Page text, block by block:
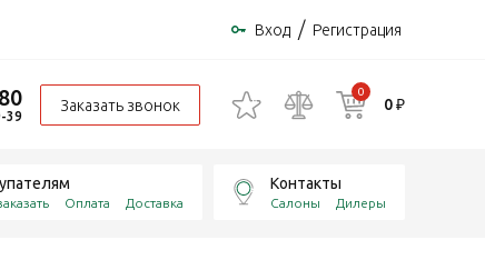
Вход / Регистрация
39
Заказать звонок
0
0 ₽
Оплата Доставка
Контакты
Салоны Дилеры